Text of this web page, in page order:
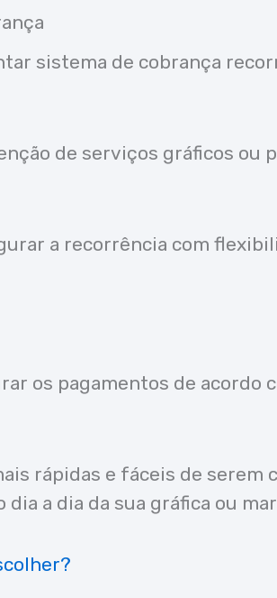
sistema de cobrança
de serviços gráficos
a recorrência com
os pagamentos de acordo
rápidas e fáceis de
a dia da sua gráfica ou